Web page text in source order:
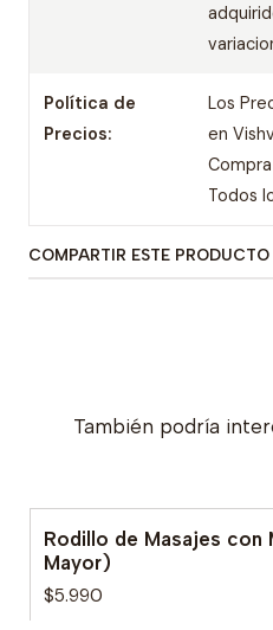
Política de
Precios:
Los
en
Todos
COMPARTIR ESTE PRODUCTO
También podría
Rodillo de Masajes
Mayor)
$5.990